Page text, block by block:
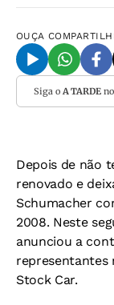
OUÇA
Siga o A TARDEno
Depois de não
renovado e
Schumacher
2008. Neste
anunciou a
representantes
Stock Car.